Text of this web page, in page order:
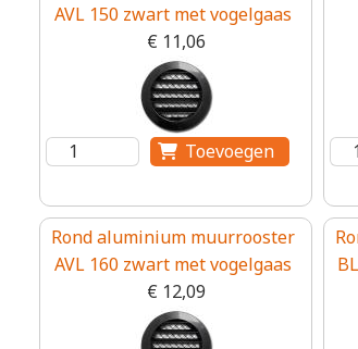
AVL 150 zwart met vogelgaas
€ 11,06
Rond aluminium muurrooster
AVL 160 zwart met vogelgaas
€ 12,09